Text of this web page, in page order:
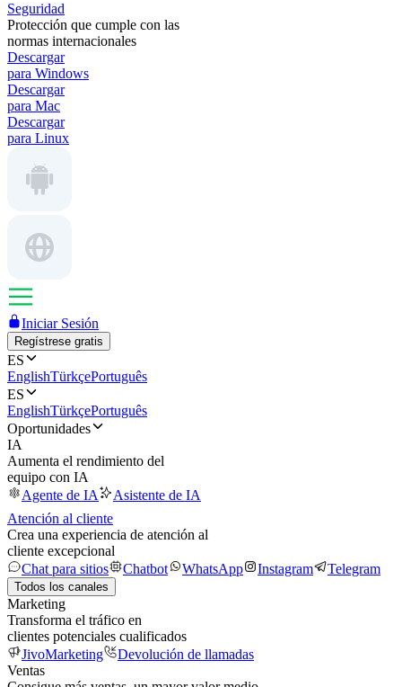
Seguridad
Protección que cumple con las
normas internacionales
Descargar
para Windows
Descargar
para Mac
Descargar
para Linux
Iniciar Sesión
Regístrese gratis
ES
EnglishTürkçePortuguês
ES
EnglishTürkçePortuguês
Oportunidades
IA
Aumenta el rendimiento del
equipo con IA
Agente de IA
Asistente de IA
Atención al cliente
Crea una experiencia de atención al
cliente excepcional
Chat para sitios
Chatbot WhatsApp Instagram Telegram
Todos los canales
Marketing
Transforma el tráfico en
clientes potenciales cualificados
JivoMarketing
Devolución de llamadas
Ventas